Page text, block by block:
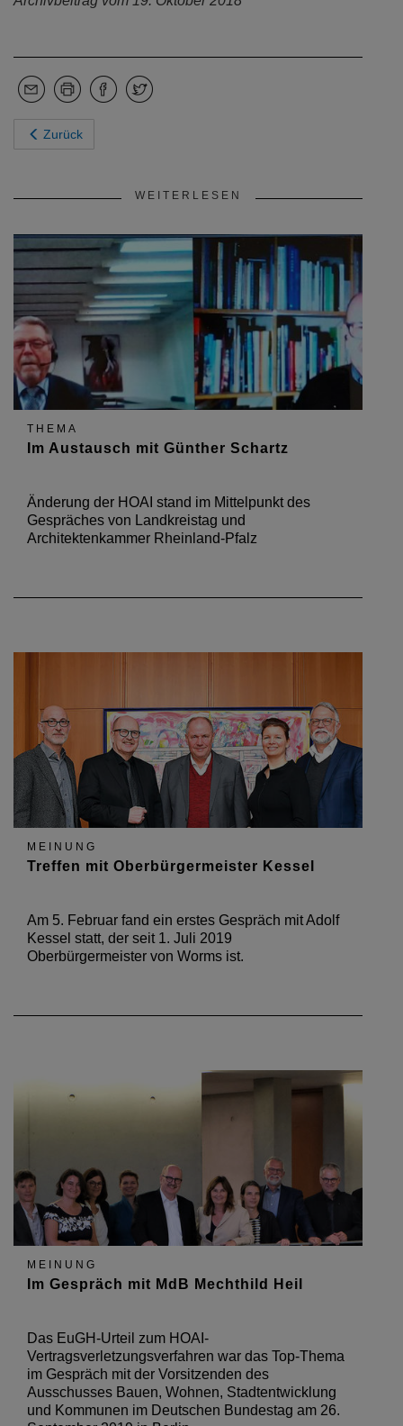
Zurück
WEITERLESEN
THEMA
Im Austausch mit Günther Schartz
Änderung der HOAI stand im Mittelpunkt des
Gespräches von Landkreistag und
Architektenkammer Rheinland-Pfalz
MEINUNG
Treffen mit Oberbürgermeister Kessel
Am 5. Februar fand ein erstes Gespräch mit Adolf
Kessel statt, der seit 1. Juli 2019
Oberbürgermeister von Worms ist.
MEINUNG
Im Gespräch mit MdB Mechthild Heil
Das EuGH-Urteil zum HOAI-
Vertragsverletzungsverfahren war das Top-Thema
im Gespräch mit der Vorsitzenden des
Ausschusses Bauen, Wohnen, Stadtentwicklung
und Kommunen im Deutschen Bundestag am 26.